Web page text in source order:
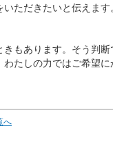
ただきたいと伝えま
もあります。そう判
たしの力ではご希望
へ